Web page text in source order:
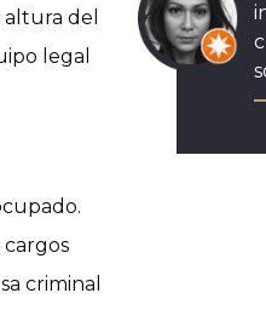
altura del
legal
criminal